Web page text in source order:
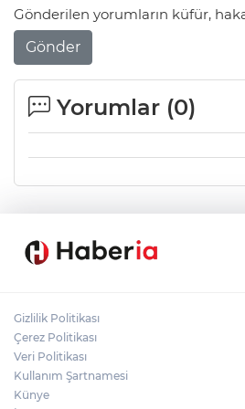
Gönderilen yorumların küfür,
Gönder
Yorumlar (0)
Gizlilik Politikası
Çerez Politikası
Veri Politikası
Kullanım Şartnamesi
Künye